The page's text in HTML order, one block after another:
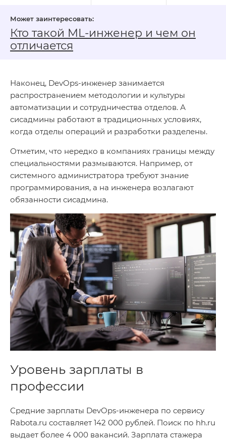
Кто такой ML‑инженер и чем он
отличается
Наконец, DevOps-инженер занимается
распространением методологии и культуры
автоматизации и сотрудничества отделов. А
сисадмины работают в традиционных условиях,
когда отделы операций и разработки разделены.
Отметим, что нередко в компаниях границы между
специальностями размываются. Например, от
системного администратора требуют знание
программирования, а на инженера возлагают
обязанности сисадмина.
Уровень зарплаты в
профессии
Средние зарплаты DevOps-инженера по сервису
Rabota.ru составляет 142 000 рублей. Поиск по hh.ru
выдает более 4 000 вакансий. Зарплата стажера